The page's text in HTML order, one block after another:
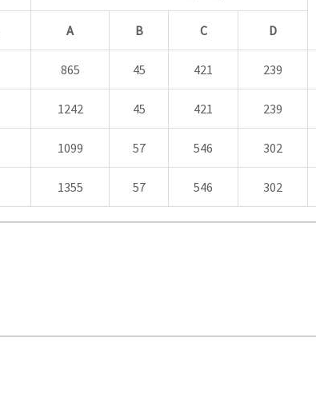
A B C D
865 45 421 239
1242 45 421 239
1099 57 546 302
1355 57 546 302